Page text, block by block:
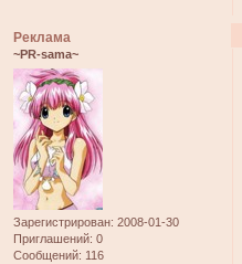
Реклама
~PR-sama~
Зарегистрирован: 2008-01-30
Приглашений: 0
Сообщений: 116